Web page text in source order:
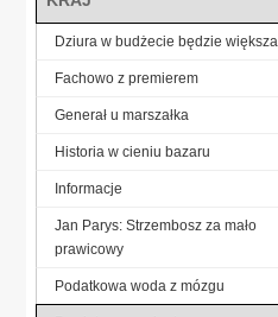
Dziura w budżecie będzie większa
Fachowo z premierem
Generał u marszałka
Historia w cieniu bazaru
Informacje
Jan Parys: Strzembosz za mało
prawicowy
Podatkowa woda z mózgu